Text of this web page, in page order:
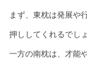
まず、東枕は発展や
押ししてくれるでしょ
一方の南枕は、才能